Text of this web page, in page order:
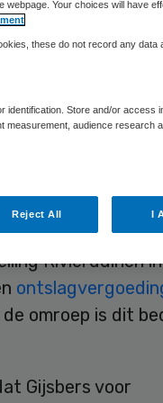
conform
de kwestie weten.
Rivierduinen
omroep is dit
Gijsbers voor
Your choices will have
these do not record any data
Store and/or access
measurement, audience research
Reject All I